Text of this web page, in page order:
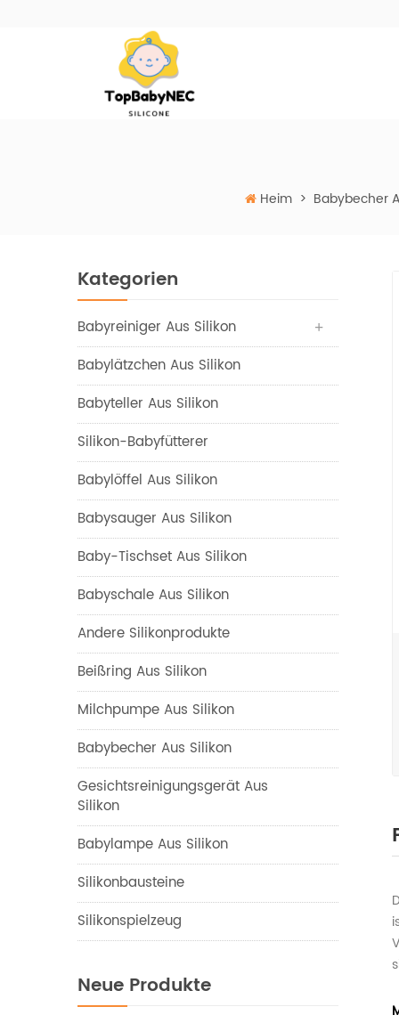
Heim > Babybecher
Kategorien
Babyreiniger Aus Silikon
Babylätzchen Aus Silikon
Babyteller Aus Silikon
Silikon-Babyfütterer
Babylöffel Aus Silikon
Babysauger Aus Silikon
Baby-Tischset Aus Silikon
Babyschale Aus Silikon
Andere Silikonprodukte
Beißring Aus Silikon
Milchpumpe Aus Silikon
Babybecher Aus Silikon
Gesichtsreinigungsgerät Aus
Silikon
Babylampe Aus Silikon
Silikonbausteine
Silikonspielzeug
Neue Produkte